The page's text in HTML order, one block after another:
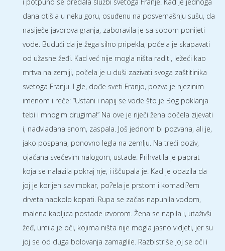
dana otišla u neku goru, osuđenu na posvemašnju sušu, da
nasiječe javorova granja, zaboravila je sa sobom ponijeti
vode. Budući da je žega silno pripekla, počela je skapavati
od užasne žeđi. Kad već nije mogla ništa raditi, ležeći kao
mrtva na zemlji, počela je u duši zazivati svoga zaštitinika
svetoga Franju. I gle, dođe sveti Franjo, pozva je njezinim
imenom i reče: “Ustani i napij se vode što je Bog poklanja
tebi i mnogim drugima!” Na ove je riječi žena počela zijevati
i, nadvladana snom, zaspala. Još jednom bi pozvana, ali je,
jako pospana, ponovno legla na zemlju. Na treći poziv,
ojačana svečevim nalogom, ustade. Prihvatila je paprat
koja se nalazila pokraj nje, i iščupala je. Kad je opazila da
joj je korijen sav mokar, po?ela je prstom i komadi?em
drveta naokolo kopati. Rupa se začas napunila vodom,
malena kapljica postade izvorom. Žena se napila i, utaživši
žeđ, umila je oči, kojima ništa nije mogla jasno vidjeti, jer su
joj se od duga bolovanja zamaglile. Razbistriše joj se oči i